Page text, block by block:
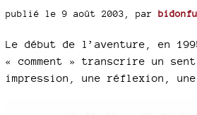
publié le 9 août 2003, par
Le début de l’aventure, en
« comment » transcrire un
impression, une réflexion, une